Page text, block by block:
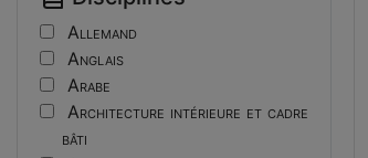
Tutoriel
Allemand
Anglais
Arabe
Architecture intérieure et cadre
bâti